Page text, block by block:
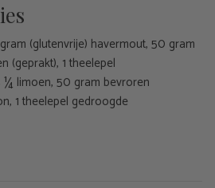
(glutenvrije) havermout, 50 gram
(geprakt), 1 theelepel
¼ limoen, 50 gram bevroren
1 theelepel gedroogde